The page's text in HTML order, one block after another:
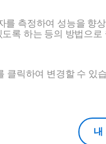
측정하여 성능을 향
록 하는 등의 방법으로
릭하여 변경할 수 있
내